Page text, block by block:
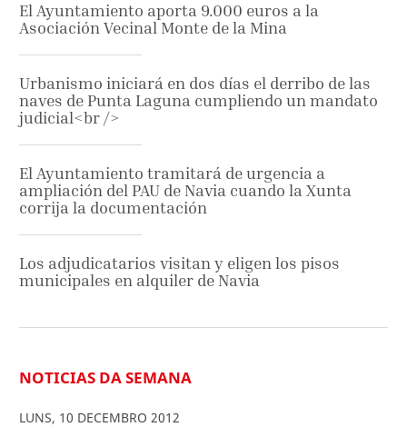
El Ayuntamiento aporta 9.000 euros a la
Asociación Vecinal Monte de la Mina
Urbanismo iniciará en dos días el derribo de las
naves de Punta Laguna cumpliendo un mandato
judicial<br />
El Ayuntamiento tramitará de urgencia a
ampliación del PAU de Navia cuando la Xunta
corrija la documentación
Los adjudicatarios visitan y eligen los pisos
municipales en alquiler de Navia
NOTICIAS DA SEMANA
LUNS, 10 DECEMBRO 2012